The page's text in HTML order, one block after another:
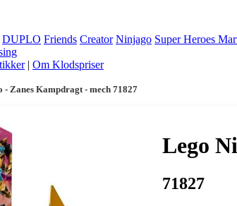
DUPLO Friends Creator Ninjago Super Heroes
| Om Klodspriser
- Zanes Kampdragt - mech 71827
Lego
71827